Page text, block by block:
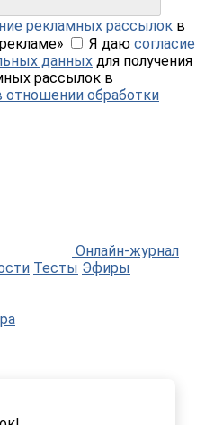
рекламных рассылок в
Я даю согласие
данных для получения
рассылок в
отношении обработки
Онлайн-журнал
Тесты Эфиры